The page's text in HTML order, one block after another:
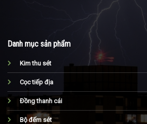
Danh mục sản phẩm
Kim thu sét
Cọc tiếp địa
Đồng thanh cái
Bộ đếm sét